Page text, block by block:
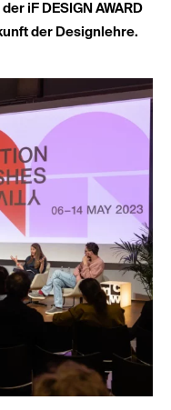
iF DESIGN AWARD
der Designlehre.